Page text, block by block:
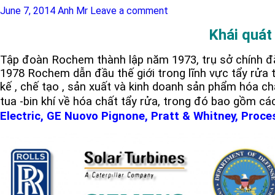
June 7, 2014 Anh Mr Leave a comment
Khái
Tập đoàn Rochem thành lập năm 1973, trụ sở chính
1978 Rochem dẫn đầu thế giới trong lĩnh vực tẩy rửa
kế , chế tạo , sản xuất và kinh doanh sản phẩm hóa
tua -bin khí về hóa chất tẩy rửa, trong đó bao gồm
Electric, GE Nuovo Pignone, Pratt & Whitney,